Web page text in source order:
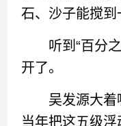
石、沙子能搅到
听到“百分之
开了。
吴发源大着
当年把这五级